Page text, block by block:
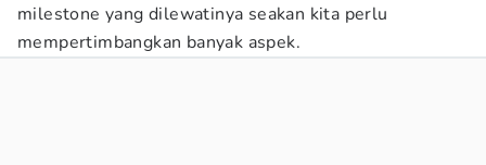
milestone yang dilewatinya seakan kita perlu
mempertimbangkan banyak aspek.